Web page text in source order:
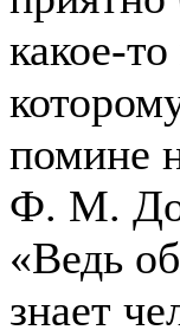
какое-
помине
Ф. М.
«Ведь
знает